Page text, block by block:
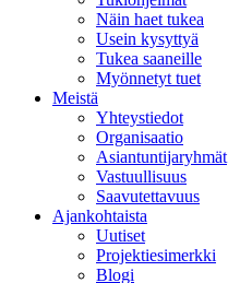
Näin haet tukea
Usein kysyttyä
Tukea saaneille
Myönnetyt tuet
Meistä
Yhteystiedot
Organisaatio
Asiantuntijaryhmät
Vastuullisuus
Saavutettavuus
Ajankohtaista
Uutiset
Projektiesimerkki
Blogi